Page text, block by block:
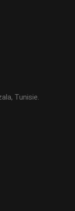
Tunisie.